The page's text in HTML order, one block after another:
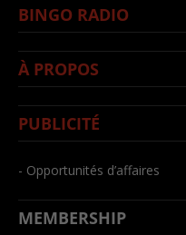
BINGO RADIO
À PROPOS
PUBLICITÉ
- Opportunités d’affaires
MEMBERSHIP